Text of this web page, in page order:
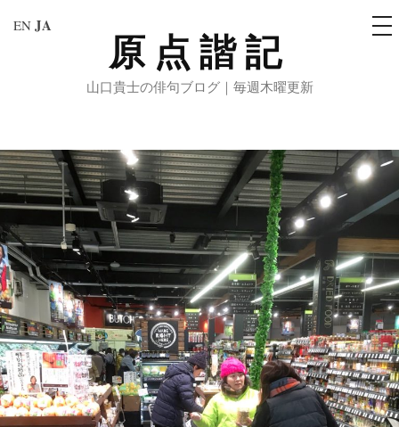
へ
ス
キ
ッ
プ
原点諧記
山口貴士の俳句ブログ｜毎週木曜更新
メ
ニ
EN JA